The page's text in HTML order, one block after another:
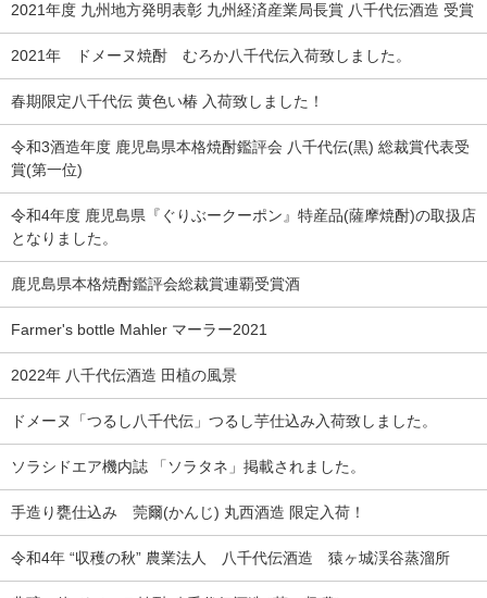
2021年度 九州地方発明表彰 九州経済産業局長賞 八千代伝酒造 受賞
2021年 ドメーヌ焼酎 むろか八千代伝入荷致しました。
春期限定八千代伝 黄色い椿 入荷致しました！
令和3酒造年度 鹿児島県本格焼酎鑑評会 八千代伝(黒) 総裁賞代表受
賞(第一位)
令和4年度 鹿児島県『ぐりぶークーポン』特産品(薩摩焼酎)の取扱店
となりました。
鹿児島県本格焼酎鑑評会総裁賞連覇受賞酒
Farmer's bottle Mahler マーラー2021
2022年 八千代伝酒造 田植の風景
ドメーヌ「つるし八千代伝」つるし芋仕込み入荷致しました。
ソラシドエア機内誌 「ソラタネ」掲載されました。
手造り甕仕込み 莞爾(かんじ) 丸西酒造 限定入荷！
令和4年 “収穫の秋” 農業法人 八千代伝酒造 猿ヶ城渓谷蒸溜所